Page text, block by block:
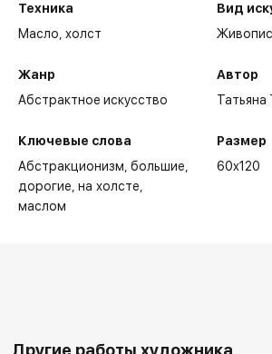
Техника
Масло,холст
Жанр
Абстрактное искусство
Ключевые слова
Абстракционизм большие
дорогие на холсте
маслом
Вид
Автор
Размер
60x120
Другие работы художника